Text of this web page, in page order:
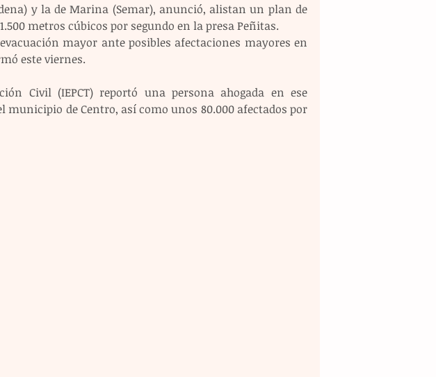
y la de Marina (Semar), anunció, alistan un plan de
metros cúbicos por segundo en la presa Peñitas.
mayor ante posibles afectaciones mayores en
este viernes.
Civil (IEPCT) reportó una persona ahogada en ese
municipio de Centro, así como unos 80.000 afectados por